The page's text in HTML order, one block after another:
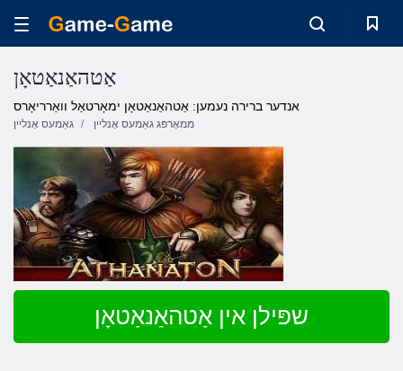
אַטהאַנאַטאָן
אנדער ברירה נעמען: אַטהאַנאַטאָן ימאָרטאַל וואַרריאָרס
גאַמעס אָנליין ממאָרפּג גאַמעס אָנליין
שפּילן אין אַטהאַנאַטאָן